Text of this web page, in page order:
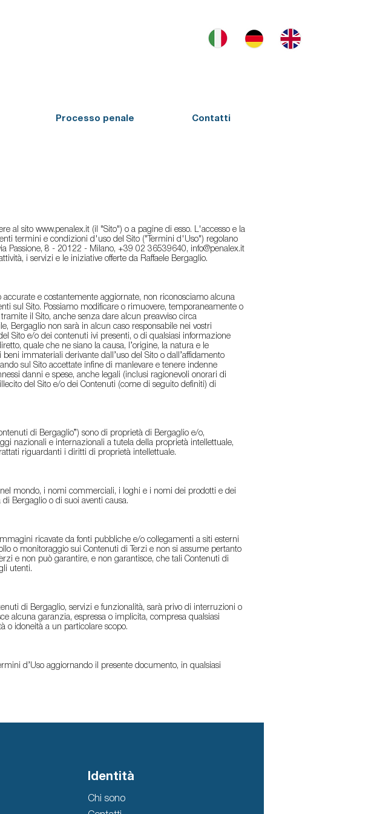
Processo penale Contatti
al sito www.penalex.it (il "Sito") o a pagine di esso. L'accesso e la
termini e condizioni d'uso del Sito ("Termini d'Uso") regolano
Passione, 8 - 20122 - Milano, +39 02 36539640, info@penalex.it
i servizi e le iniziative offerte da Raffaele Bergaglio.
e costantemente aggiornate, non riconosciamo alcuna
sul Sito. Possiamo modificare o rimuovere, temporaneamente o
il Sito, anche senza dare alcun preavviso circa
Bergaglio non sarà in alcun caso responsabile nei vostri
Sito e/o dei contenuti ivi presenti, o di qualsiasi informazione
quale che ne siano la causa, l’origine, la natura e le
immateriali derivante dall’uso del Sito o dall’affidamento
sul Sito accettate infine di manlevare e tenere indenne
danni e spese, anche legali (inclusi ragionevoli onorari di
del Sito e/o dei Contenuti (come di seguito definiti) di
di Bergaglio”) sono di proprietà di Bergaglio e/o,
nazionali e internazionali a tutela della proprietà intellettuale,
riguardanti i diritti di proprietà intellettuale.
mondo, i nomi commerciali, i loghi e i nomi dei prodotti e dei
Bergaglio o di suoi aventi causa.
ricavate da fonti pubbliche e/o collegamenti a siti esterni
o monitoraggio sui Contenuti di Terzi e non si assume pertanto
e non può garantire, e non garantisce, che tali Contenuti di
utenti.
di Bergaglio, servizi e funzionalità, sarà privo di interruzioni o
alcuna garanzia, espressa o implicita, compresa qualsiasi
o idoneità a un particolare scopo.
d’Uso aggiornando il presente documento, in qualsiasi
Identità
Chi sono